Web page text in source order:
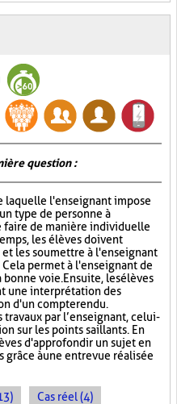
question :
laquelle l'enseignant impose
type de personne à
de manière individuelle
les élèves doivent
les soumettre à l'enseignant
permet à l'enseignant de
voie. Ensuite, les élèves
une interprétation des
d'un compte rendu.
travaux par l’enseignant, celui-
sur les points saillants. En
d'approfondir un sujet en
à une entrevue réalisée
Cas réel (4)